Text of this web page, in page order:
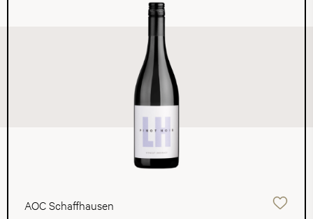
AOC Schaffhausen